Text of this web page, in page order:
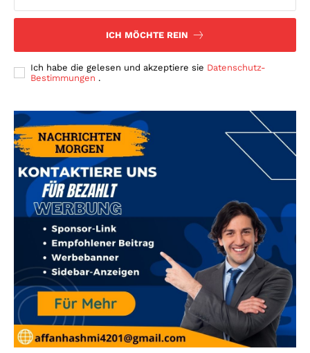
ICH MÖCHTE REIN
Ich habe die gelesen und akzeptiere sie Datenschutz-
Bestimmungen .